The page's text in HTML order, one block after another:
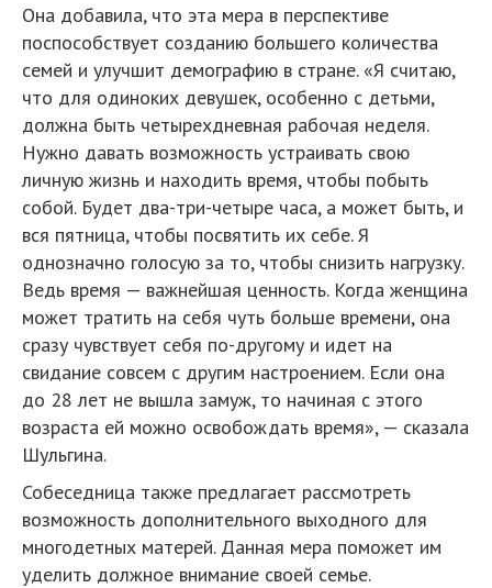
Она добавила, что эта мера в перспективе
поспособствует созданию большего количества
семей и улучшит демографию в стране. «Я считаю,
что для одиноких девушек, особенно с детьми,
должна быть четырехдневная рабочая неделя.
Нужно давать возможность устраивать свою
личную жизнь и находить время, чтобы побыть
собой. Будет два-три-четыре часа, а может быть, и
вся пятница, чтобы посвятить их себе. Я
однозначно голосую за то, чтобы снизить нагрузку.
Ведь время — важнейшая ценность. Когда женщина
может тратить на себя чуть больше времени, она
сразу чувствует себя по-другому и идет на
свидание совсем с другим настроением. Если она
до 28 лет не вышла замуж, то начиная с этого
возраста ей можно освобождать время», — сказала
Шульгина.
Собеседница также предлагает рассмотреть
возможность дополнительного выходного для
многодетных матерей. Данная мера поможет им
уделить должное внимание своей семье.